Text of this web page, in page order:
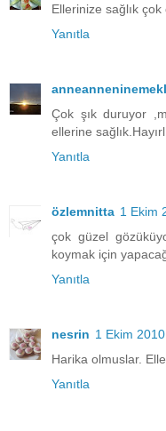
Ellerinize sağlık
Yanıtla
Çok şık duruyor
ellerine
Yanıtla
özlemnitta 1 Ekim
çok güzel
koymak için
Yanıtla
nesrin 1 Ekim
Harika olmuslar.
Yanıtla